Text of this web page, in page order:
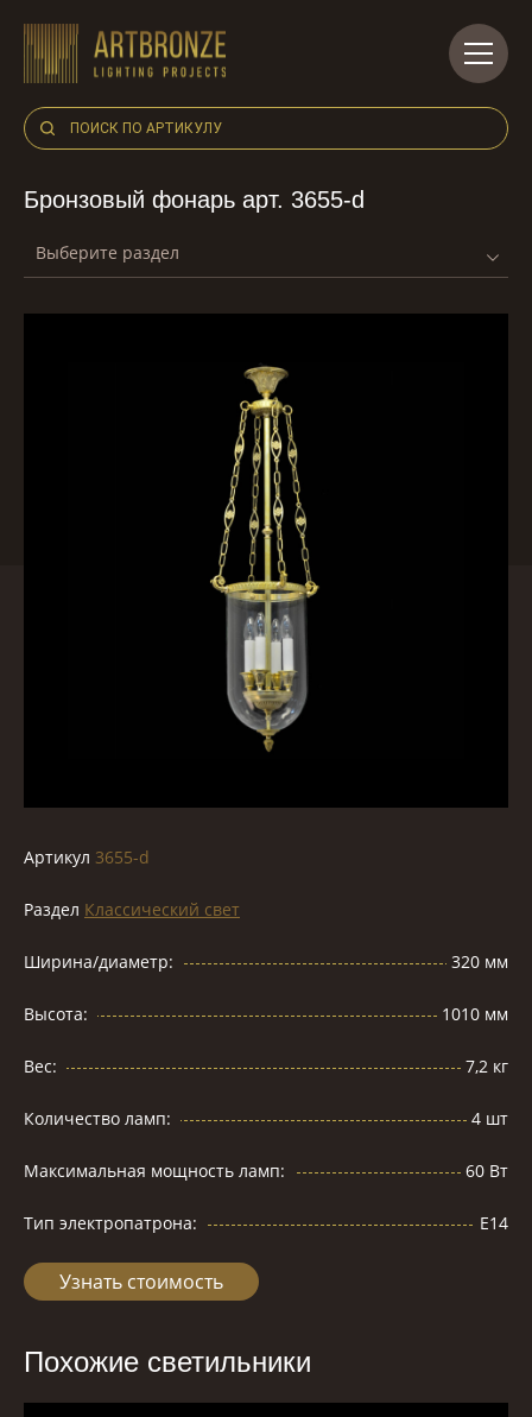
content
Бронзовый фонарь арт. 3655-d
Выберите раздел
Артикул 3655-d
Раздел Классический свет
Ширина/диаметр: 320 мм
Высота: 1010 мм
Вес: 7,2 кг
Количество ламп: 4 шт
Максимальная мощность ламп: 60 Вт
Тип электропатрона: Е14
Узнать стоимость
Похожие светильники